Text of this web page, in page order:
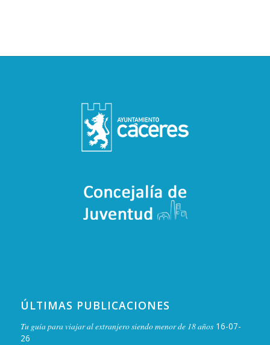
ÚLTIMAS PUBLICACIONES
Tu guía para viajar al extranjero siendo menor de 18 años 16-07-
26